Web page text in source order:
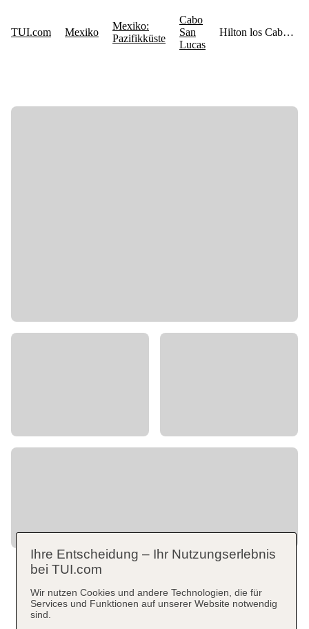
Ihre Entscheidung – Ihr Nutzungserlebnis
bei TUI.com
Wir nutzen Cookies und andere Technologien, die für
Services und Funktionen auf unserer Website notwendig
sind.